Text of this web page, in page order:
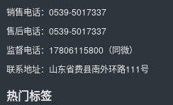
销售电话： 0539-5017337
售后电话： 0539-5017337
监督电话： 17806115800（同微）
联系地址： 山东省费县南外环路111号
热门标签